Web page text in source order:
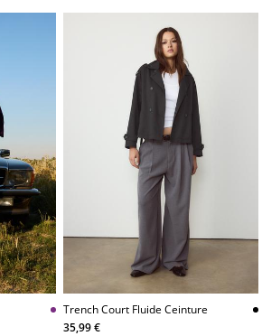
Trench Court Fluide Ceinture
35,99 €